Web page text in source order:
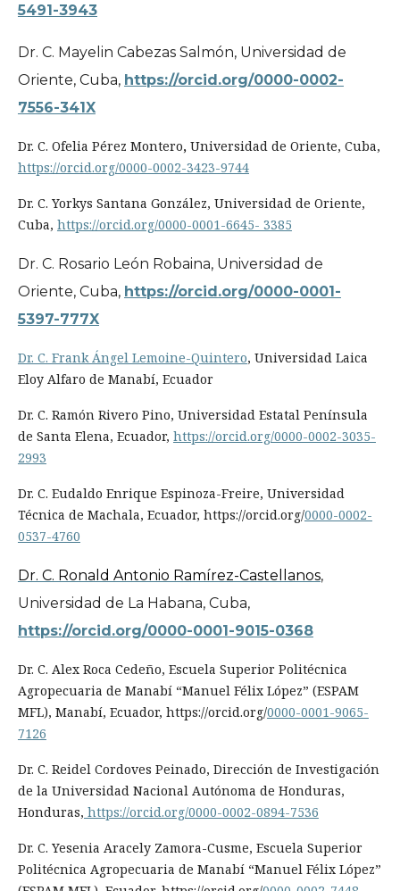
5491-3943
Dr. C. Mayelin Cabezas Salmón, Universidad de
Oriente, Cuba, https://orcid.org/0000-0002-
7556-341X
Dr. C. Ofelia Pérez Montero,Universidad de Oriente, Cuba,
https://orcid.org/0000-0002-3423-9744
Dr. C. Yorkys Santana González, Universidad de Oriente,
Cuba, https://orcid.org/0000-0001-6645- 3385
Dr. C. Rosario León Robaina, Universidad de
Oriente, Cuba, https://orcid.org/0000-0001-
5397-777X
Dr. C. Frank Ángel Lemoine-Quintero, Universidad Laica
Eloy Alfaro de Manabí, Ecuador
Dr. C. Ramón Rivero Pino, Universidad Estatal Península
de Santa Elena, Ecuador, https://orcid.org/0000-0002-3035-
2993
Dr. C. Eudaldo Enrique Espinoza-Freire, Universidad
Técnica de Machala, Ecuador, https://orcid.org/0000-0002-
0537-4760
Dr. C. Ronald Antonio Ramírez-Castellanos,
Universidad de La Habana, Cuba,
https://orcid.org/0000-0001-9015-0368
Dr. C. Alex Roca Cedeño, Escuela Superior Politécnica
Agropecuaria de Manabí “Manuel Félix López” (ESPAM
MFL), Manabí, Ecuador, https://orcid.org/0000-0001-9065-
7126
Dr. C. Reidel Cordoves Peinado, Dirección de Investigación
de la Universidad Nacional Autónoma de Honduras,
Honduras, https://orcid.org/0000-0002-0894-7536
Dr. C. Yesenia Aracely Zamora-Cusme, Escuela Superior
Politécnica Agropecuaria de Manabí “Manuel Félix López”